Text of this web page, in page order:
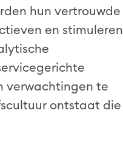
hun vertrouwde
en stimuleren
verwachtingen te
ontstaat die